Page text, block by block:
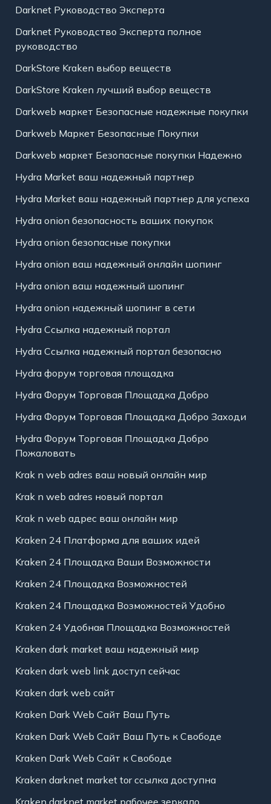
Darknet Руководство Эксперта
Darknet Руководство Эксперта полное
руководство
DarkStore Kraken выбор веществ
DarkStore Kraken лучший выбор веществ
Darkweb маркет Безопасные надежные покупки
Darkweb Маркет Безопасные Покупки
Darkweb маркет Безопасные покупки Надежно
Hydra Market ваш надежный партнер
Hydra Market ваш надежный партнер для успеха
Hydra onion безопасность ваших покупок
Hydra onion безопасные покупки
Hydra onion ваш надежный онлайн шопинг
Hydra onion ваш надежный шопинг
Hydra onion надежный шопинг в сети
Hydra Ссылка надежный портал
Hydra Ссылка надежный портал безопасно
Hydra форум торговая площадка
Hydra Форум Торговая Площадка Добро
Hydra Форум Торговая Площадка Добро Заходи
Hydra Форум Торговая Площадка Добро
Пожаловать
Krak n web adres ваш новый онлайн мир
Krak n web adres новый портал
Krak n web адрес ваш онлайн мир
Kraken 24 Платформа для ваших идей
Kraken 24 Площадка Ваши Возможности
Kraken 24 Площадка Возможностей
Kraken 24 Площадка Возможностей Удобно
Kraken 24 Удобная Площадка Возможностей
Kraken dark market ваш надежный мир
Kraken dark web link доступ сейчас
Kraken dark web сайт
Kraken Dark Web Сайт Ваш Путь
Kraken Dark Web Сайт Ваш Путь к Свободе
Kraken Dark Web Сайт к Свободе
Kraken darknet market tor ссылка доступна
Kraken darknet market рабочее зеркало